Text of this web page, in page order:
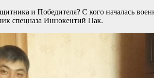
и Победителя? С кого началась
спецназа Иннокентий Пак.